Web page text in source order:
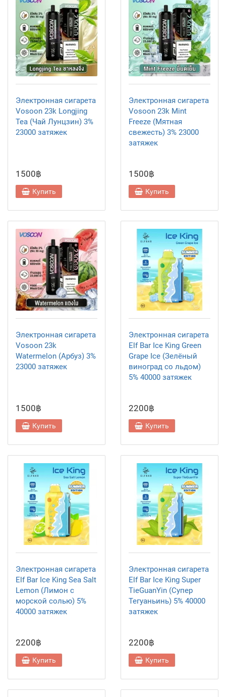
Электронная сигарета
Vosoon 23k Longjing
Tea (Чай Лунцзин) 3%
23000 затяжек
1500฿
Купить
Электронная сигарета
Vosoon 23k Mint
Freeze (Мятная
свежесть) 3% 23000
затяжек
1500฿
Купить
Электронная сигарета
Vosoon 23k
Watermelon (Арбуз) 3%
23000 затяжек
1500฿
Купить
Электронная сигарета
Elf Bar Ice King Green
Grape Ice (Зелёный
виноград со льдом)
5% 40000 затяжек
2200฿
Купить
Электронная сигарета
Elf Bar Ice King Sea Salt
Lemon (Лимон с
морской солью) 5%
40000 затяжек
2200฿
Купить
Электронная сигарета
Elf Bar Ice King Super
TieGuanYin (Супер
Тегуаньинь) 5% 40000
затяжек
2200฿
Купить